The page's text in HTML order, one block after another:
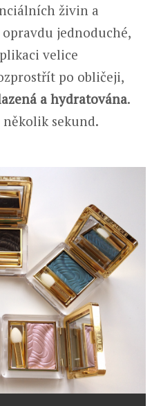
živin a
jednoduché,
velice
po obličeji,
a hydratována.
sekund.